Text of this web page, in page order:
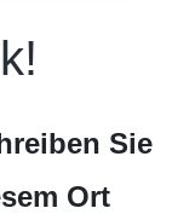
Sie
Ort